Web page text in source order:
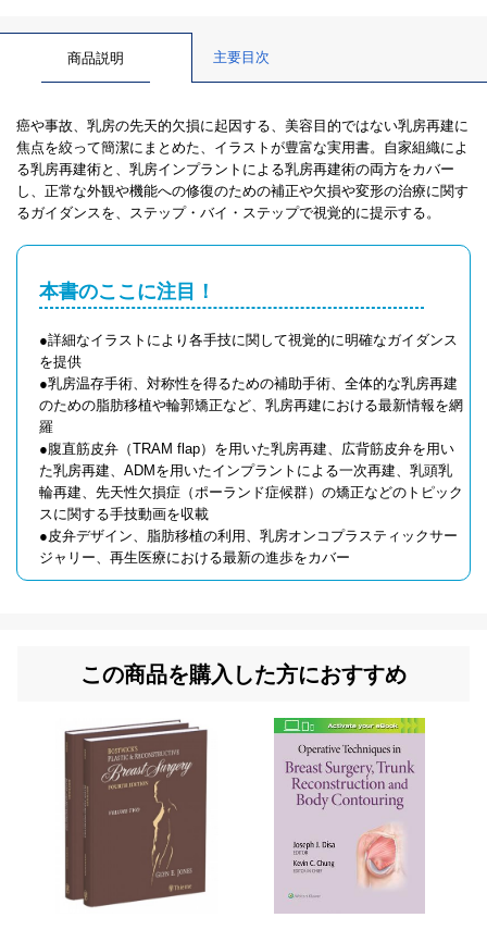
商品説明 主要目次
癌や事故、乳房の先天的欠損に起因する、美容目的ではない乳房再建に
焦点を絞って簡潔にまとめた、イラストが豊富な実用書。自家組織によ
る乳房再建術と、乳房インプラントによる乳房再建術の両方をカバー
し、正常な外観や機能への修復のための補正や欠損や変形の治療に関す
るガイダンスを、ステップ・バイ・ステップで視覚的に提示する。
本書のここに注目！
●詳細なイラストにより各手技に関して視覚的に明確なガイダンス
を提供
●乳房温存手術、対称性を得るための補助手術、全体的な乳房再建
のための脂肪移植や輪郭矯正など、乳房再建における最新情報を網
羅
●腹直筋皮弁（TRAM flap）を用いた乳房再建、広背筋皮弁を用い
た乳房再建、ADMを用いたインプラントによる一次再建、乳頭乳
輪再建、先天性欠損症（ポーランド症候群）の矯正などのトピック
スに関する手技動画を収載
●皮弁デザイン、脂肪移植の利用、乳房オンコプラスティックサー
ジャリー、再生医療における最新の進歩をカバー
この商品を購入した方におすすめ